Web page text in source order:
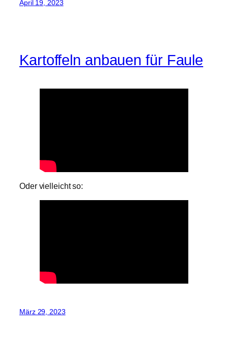
April 19, 2023
Kartoffeln anbauen für Faule
Oder vielleicht so:
März 29, 2023